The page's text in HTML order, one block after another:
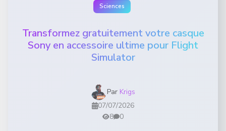
Sciences
Transformez gratuitement votre casque
Sony en accessoire ultime pour Flight
Simulator
Par Krigs
07/07/2026
8
0